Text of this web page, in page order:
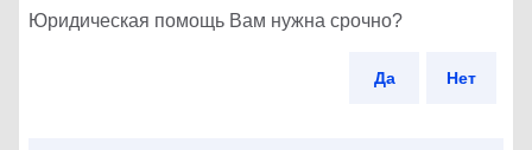
Юридическая помощь Вам нужна срочно?
Да Нет